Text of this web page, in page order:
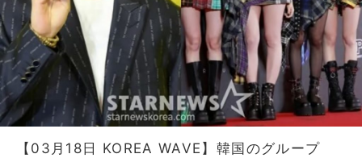
【03月18日 KOREA WAVE】韓国のグループ